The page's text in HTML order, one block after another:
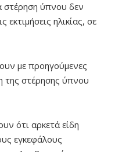
στέρηση ύπνου δεν
εκτιμήσεις ηλικίας, σε
με προηγούμενες
της στέρησης ύπνου
ότι αρκετά είδη
εγκεφάλους